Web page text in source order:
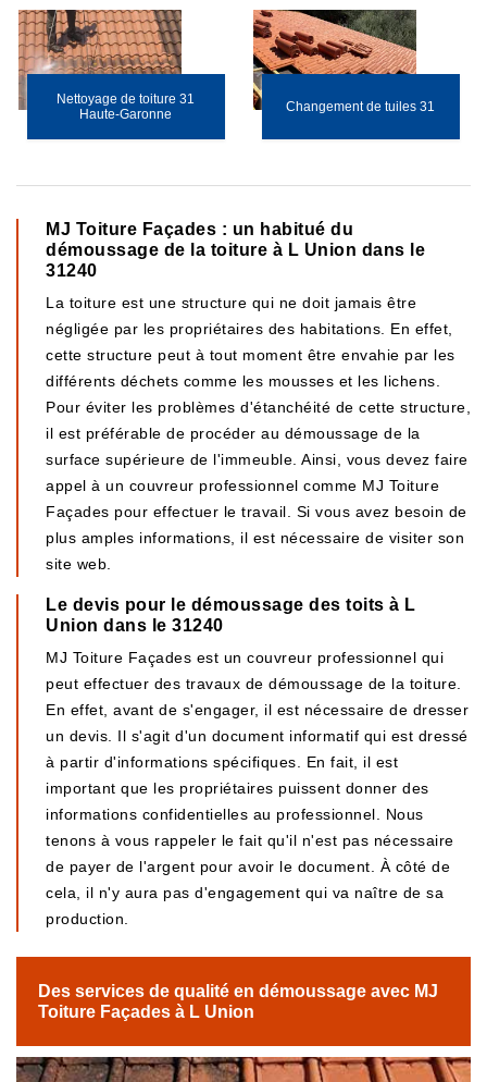
Nettoyage de toiture 31
Haute-Garonne
Changement de tuiles 31
MJ Toiture Façades : un habitué du
démoussage de la toiture à L Union dans le
31240
La toiture est une structure qui ne doit jamais être
négligée par les propriétaires des habitations. En effet,
cette structure peut à tout moment être envahie par les
différents déchets comme les mousses et les lichens.
Pour éviter les problèmes d'étanchéité de cette structure,
il est préférable de procéder au démoussage de la
surface supérieure de l'immeuble. Ainsi, vous devez faire
appel à un couvreur professionnel comme MJ Toiture
Façades pour effectuer le travail. Si vous avez besoin de
plus amples informations, il est nécessaire de visiter son
site web.
Le devis pour le démoussage des toits à L
Union dans le 31240
MJ Toiture Façades est un couvreur professionnel qui
peut effectuer des travaux de démoussage de la toiture.
En effet, avant de s'engager, il est nécessaire de dresser
un devis. Il s'agit d'un document informatif qui est dressé
à partir d'informations spécifiques. En fait, il est
important que les propriétaires puissent donner des
informations confidentielles au professionnel. Nous
tenons à vous rappeler le fait qu'il n'est pas nécessaire
de payer de l'argent pour avoir le document. À côté de
cela, il n'y aura pas d'engagement qui va naître de sa
production.
Des services de qualité en démoussage avec MJ
Toiture Façades à L Union